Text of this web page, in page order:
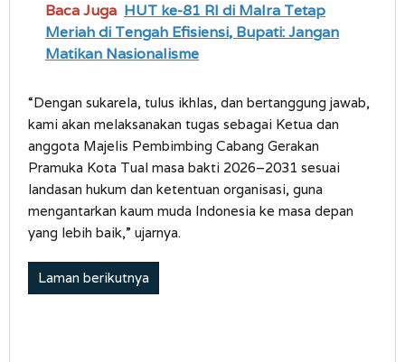
Baca Juga HUT ke-81 RI di Malra Tetap
Meriah di Tengah Efisiensi, Bupati: Jangan
Matikan Nasionalisme
“Dengan sukarela, tulus ikhlas, dan bertanggung jawab,
kami akan melaksanakan tugas sebagai Ketua dan
anggota Majelis Pembimbing Cabang Gerakan
Pramuka Kota Tual masa bakti 2026–2031 sesuai
landasan hukum dan ketentuan organisasi, guna
mengantarkan kaum muda Indonesia ke masa depan
yang lebih baik,” ujarnya.
Laman berikutnya